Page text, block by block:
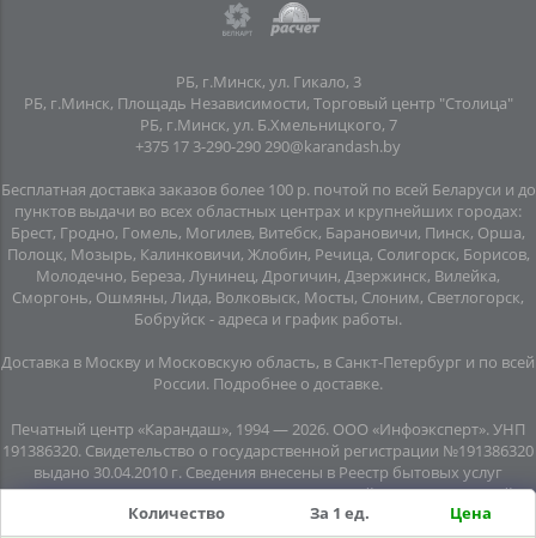
Количество За 1 ед. Цена
РБ, г.Минск, ул. Гикало, 3
РБ, г.Минск, Площадь Независимости, Торговый центр "Столица"
РБ, г.Минск, ул. Б.Хмельницкого, 7
+375 17 3-290-290 290@karandash.by
Бесплатная доставка заказов более 100 р. почтой по всей Беларуси и до
пунктов выдачи во всех областных центрах и крупнейших городах:
Брест, Гродно, Гомель, Могилев, Витебск, Барановичи, Пинск, Орша,
Полоцк, Мозырь, Калинковичи, Жлобин, Речица, Солигорск, Борисов,
Молодечно, Береза, Лунинец, Дрогичин, Дзержинск, Вилейка,
Сморгонь, Ошмяны, Лида, Волковыск, Мосты, Слоним, Светлогорск,
Бобруйск - адреса и график работы.
Доставка в Москву и Московскую область, в Санкт-Петербург и по всей
Росcии. Подробнее о доставке.
Печатный центр «Карандаш», 1994 — 2026. ООО «Инфоэксперт». УНП
191386320. Свидетельство о государственной регистрации №191386320
выдано 30.04.2010 г. Сведения внесены в Реестр бытовых услуг
08.06.2015г. (свидетельство №20445). Почтовый адрес: подземный
переход №8, помещение №7, пл. Независимости, г. Минск, 220030.